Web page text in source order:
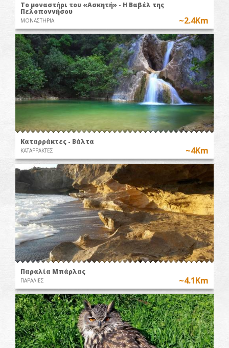
Το μοναστήρι του «Ασκητή» - Η Βαβέλ της
Πελοποννήσου
ΜΟΝΑΣΤΗΡΙΑ ~2.4Km
Καταρράκτες - Βάλτα
ΚΑΤΑΡΡΑΚΤΕΣ ~4Km
Παραλία Μπάρλας
ΠΑΡΑΛΙΕΣ ~4.1Km